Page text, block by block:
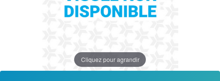
Cliquez pour agrandir